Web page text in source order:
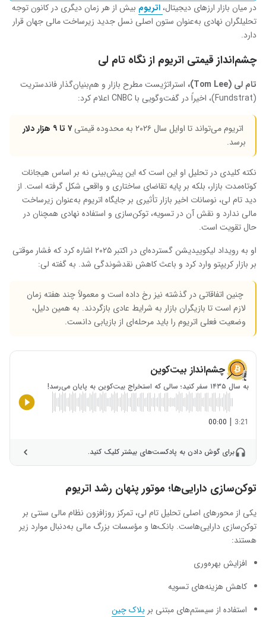
در میان بازار ارزهای دیجیتال، اتریوم بیش از هر زمان دیگری در کانون توجه
تحلیلگران نهادی به‌عنوان ستون اصلی نسل جدید زیرساخت مالی جهان قرار
دارد.
چشم‌انداز قیمتی اتریوم از نگاه تام لی
تام لی (Tom Lee)، استراتژیست مطرح بازار و هم‌بنیان‌گذار فاندستریت
(Fundstrat)، اخیراً در گفت‌وگویی با CNBC اعلام کرد:
اتریوم می‌تواند تا اوایل سال ۲۰۲۶ به محدوده قیمتی
۷ تا ۹ هزار دلار
برسد.
نکته کلیدی در تحلیل او این است که این پیش‌بینی نه بر اساس هیجانات
کوتاه‌مدت بازار، بلکه بر پایه تقاضای ساختاری و واقعی شکل گرفته است. از
دید تام لی، نوسانات اخیر بازار تأثیری بر جایگاه اتریوم به‌عنوان زیرساخت
مالی ندارد و نقش آن در تسویه، توکن‌سازی و استفاده نهادی همچنان در
حال تقویت است.
او به رویداد لیکوییدیشن گسترده‌ای در اکتبر ۲۰۲۵ اشاره کرد که فشار موقتی
بر بازار کریپتو وارد کرد و باعث کاهش نقدشوندگی شد. به گفته لی:
چنین اتفاقاتی در گذشته نیز رخ داده است و معمولاً چند هفته زمان
لازم است تا بازیگران بازار به شرایط عادی بازگردند. به همین دلیل،
وضعیت فعلی اتریوم را باید مرحله‌ای از بازیابی دانست.
چشم‌انداز بیت‌کوین
به سال ۱۴۳۵ سفر کنید؛ سالی که استخراج بیت‌کوین به پایان می‌رسد!
3:21
|
00:00
برای گوش دادن به پادکست‌های بیشتر کلیک کنید.
توکن‌سازی دارایی‌ها؛ موتور پنهان رشد اتریوم
یکی از محورهای اصلی تحلیل تام لی، تمرکز روزافزون نظام مالی سنتی بر
توکن‌سازی دارایی‌هاست. بانک‌ها و مؤسسات بزرگ مالی به‌دنبال موارد زیر
هستند:
افزایش بهره‌وری
کاهش هزینه‌های تسویه
استفاده از سیستم‌های مبتنی بر بلاک چین